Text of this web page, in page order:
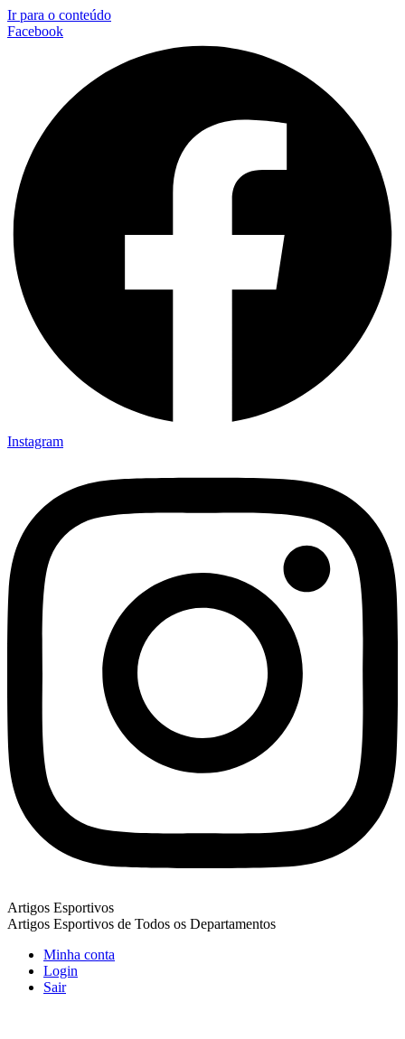
Ir para o conteúdo
Facebook
Instagram
Artigos Esportivos
Artigos Esportivos de Todos os Departamentos
Minha conta
Login
Sair